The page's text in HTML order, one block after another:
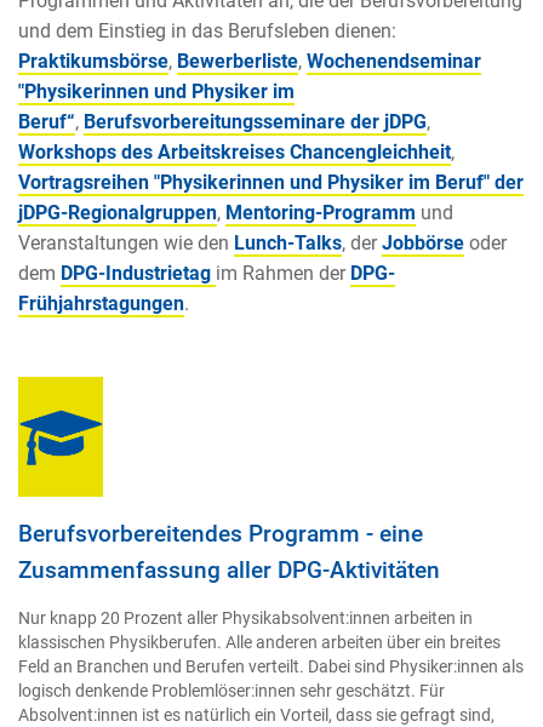
und dem Einstieg in das Berufsleben dienen:
Praktikumsbörse, Bewerberliste, Wochenendseminar
"Physikerinnen und Physiker im
Beruf“, Berufsvorbereitungsseminare der jDPG,
Workshops des Arbeitskreises Chancengleichheit,
Vortragsreihen "Physikerinnen und Physiker im Beruf" der
jDPG-Regionalgruppen, Mentoring-Programm und
Veranstaltungen wie den Lunch-Talks, derJobbörse oder
dem DPG-Industrietag im Rahmen der DPG-
Frühjahrstagungen.
Berufsvorbereitendes Programm - eine
Zusammenfassung aller DPG-Aktivitäten
Nur knapp 20 Prozent aller Physikabsolvent:innen arbeiten in
klassischen Physikberufen. Alle anderen arbeiten über ein breites
Feld an Branchen und Berufen verteilt. Dabei sind Physiker:innen als
logisch denkende Problemlöser:innen sehr geschätzt. Für
Absolvent:innen ist es natürlich ein Vorteil, dass sie gefragt sind,